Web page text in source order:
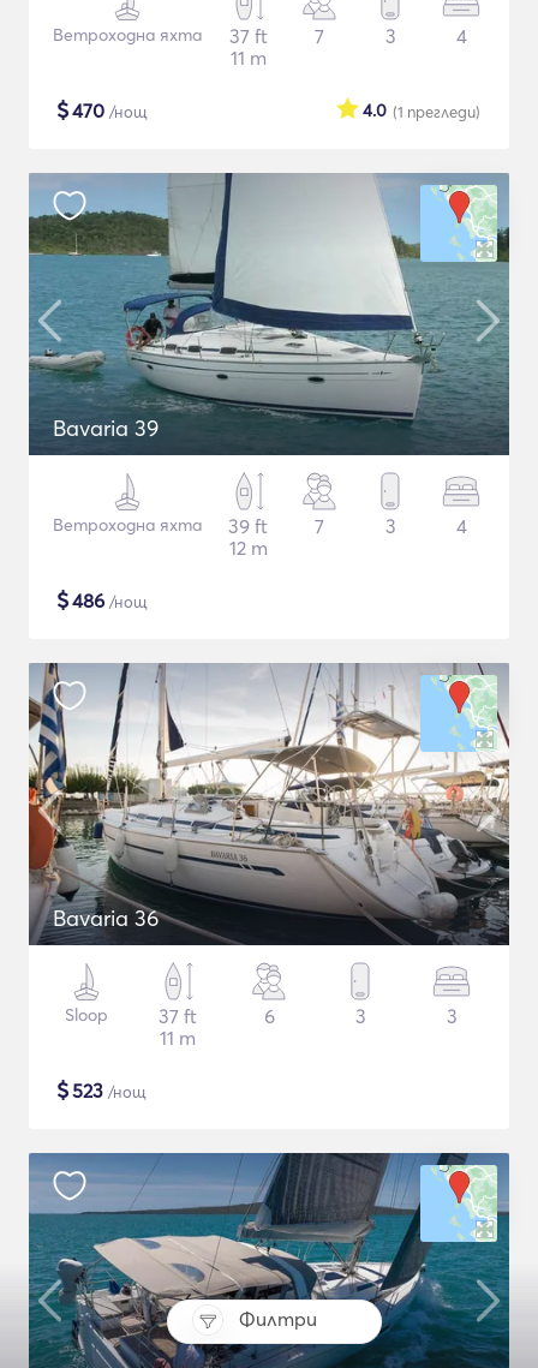
Филтри
Ветроходна яхта
37 ft
11 m
7 3 4
$470 /нощ (1 прегледи)
4.0
Bavaria 39
Ветроходна яхта
39 ft
12 m
7 3 4
$486 /нощ
Bavaria 36
Sloop
37 ft
11 m
6 3 3
$523 /нощ